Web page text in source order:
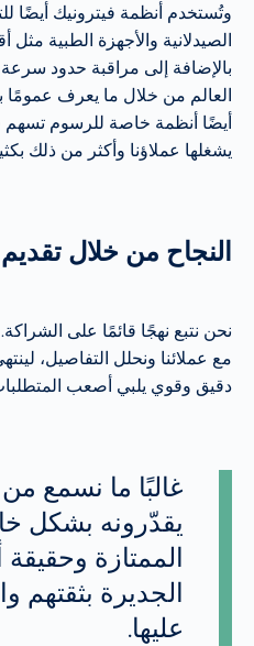
وتُستخدم أنظمة فيترونيك أيضًا
الصيدلانية والأجهزة الطبية مثل
بالإضافة إلى مراقبة حدود
العالم من خلال ما يعرف عمومًا
أيضًا أنظمة خاصة للرسوم تسهم
يشغلها عملاؤنا وأكثر من ذلك
النجاح من خلال
نحن نتبع نهجًا قائمًا على
مع عملائنا ونحلل التفاصيل،
دقيق وقوي يلبي أصعب
غالبًا ما نسمع من
يقدّرونه بشكل
الممتازة وحقيقة
الجديرة بثقتهم
عليها.